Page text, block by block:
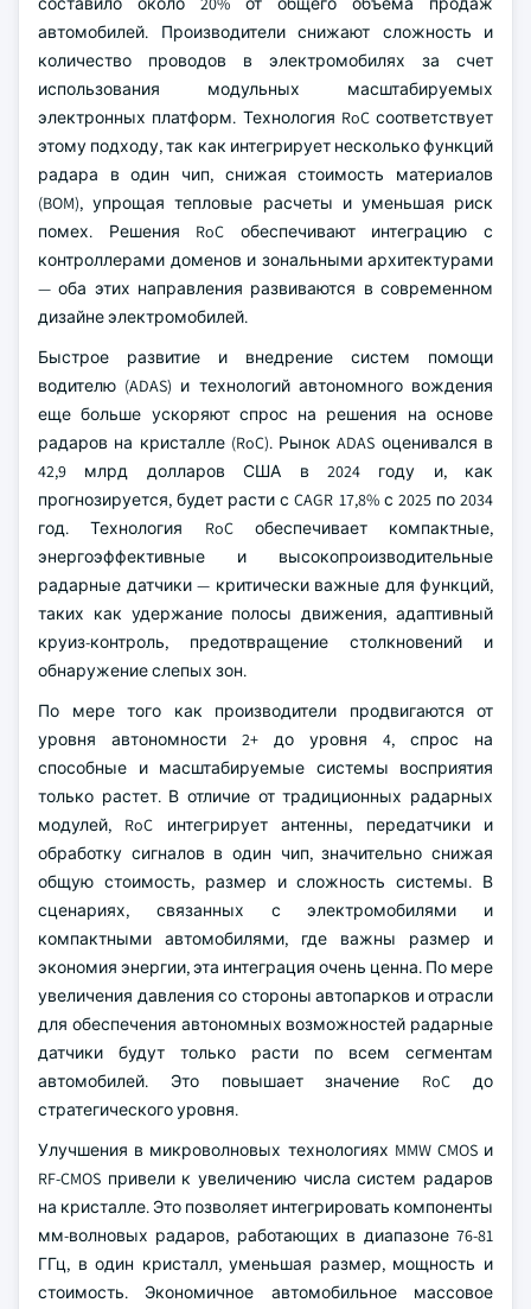
автомобилей. Производители снижают сложность и
количество проводов в электромобилях за счет
использования модульных масштабируемых
электронных платформ. Технология RoC соответствует
этому подходу, так как интегрирует несколько функций
радара в один чип, снижая стоимость материалов
(BOM), упрощая тепловые расчеты и уменьшая риск
помех. Решения RoC обеспечивают интеграцию с
контроллерами доменов и зональными архитектурами
— оба этих направления развиваются в современном
дизайне электромобилей.
Быстрое развитие и внедрение систем помощи
водителю (ADAS) и технологий автономного вождения
еще больше ускоряют спрос на решения на основе
радаров на кристалле (RoC). Рынок ADAS оценивался в
42,9 млрд долларов США в 2024 году и, как
прогнозируется, будет расти с CAGR 17,8% с 2025 по 2034
год. Технология RoC обеспечивает компактные,
энергоэффективные и высокопроизводительные
радарные датчики — критически важные для функций,
таких как удержание полосы движения, адаптивный
круиз-контроль, предотвращение столкновений и
обнаружение слепых зон.
По мере того как производители продвигаются от
уровня автономности 2+ до уровня 4, спрос на
способные и масштабируемые системы восприятия
только растет. В отличие от традиционных радарных
модулей, RoC интегрирует антенны, передатчики и
обработку сигналов в один чип, значительно снижая
общую стоимость, размер и сложность системы. В
сценариях, связанных с электромобилями и
компактными автомобилями, где важны размер и
экономия энергии, эта интеграция очень ценна. По мере
увеличения давления со стороны автопарков и отрасли
для обеспечения автономных возможностей радарные
датчики будут только расти по всем сегментам
автомобилей. Это повышает значение RoC до
стратегического уровня.
Улучшения в микроволновых технологиях MMW CMOS и
RF-CMOS привели к увеличению числа систем радаров
на кристалле. Это позволяет интегрировать компоненты
мм-волновых радаров, работающих в диапазоне 76-81
ГГц, в один кристалл, уменьшая размер, мощность и
стоимость. Экономичное автомобильное массовое